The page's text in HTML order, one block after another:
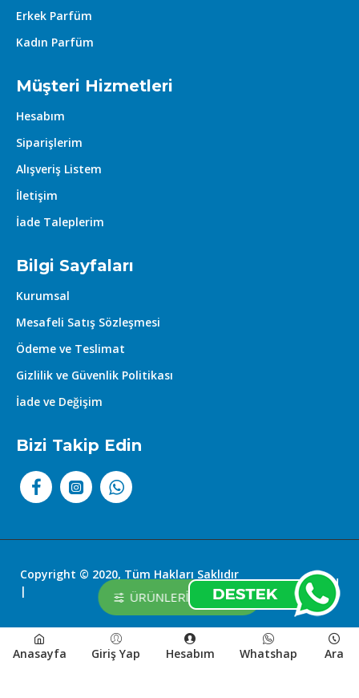
Erkek Parfüm
Kadın Parfüm
Müşteri Hizmetleri
Hesabım
Siparişlerim
Alışveriş Listem
İletişim
İade Taleplerim
Bilgi Sayfaları
Kurumsal
Mesafeli Satış Sözleşmesi
Ödeme ve Teslimat
Gizlilik ve Güvenlik Politikası
İade ve Değişim
Bizi Takip Edin
Copyright © 2020, Tüm Hakları Saklıdır
|
Kozmetikland
Anasayfa Giriş Yap Hesabım Whatshap Ara
ÜRÜNLERI FILTRELE